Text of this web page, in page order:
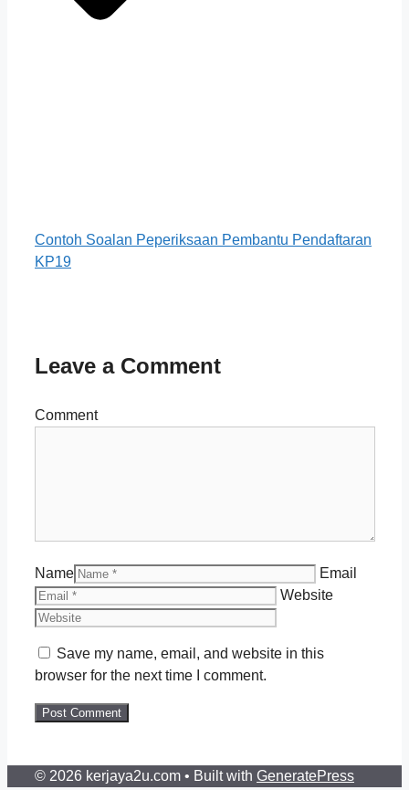
Contoh Soalan Peperiksaan Pembantu Pendaftaran
KP19
Leave a Comment
Comment
Name
Email
Website
Save my name, email, and website in this
browser for the next time I comment.
© 2026 kerjaya2u.com • Built with GeneratePress